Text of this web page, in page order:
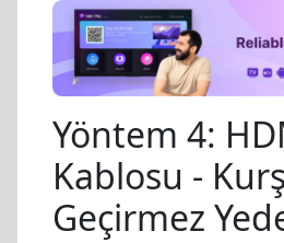
Yöntem 4:
Kablosu -
Geçirmez